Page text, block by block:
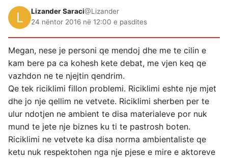
Lizander Saraci@Lizander
24 nëntor 2016 në 12:00 e pasdites
Megan, nese je personi qe mendoj dhe me te cilin e
kam bere pa ca kohesh kete debat, me vjen keq qe
vazhdon ne te njejtin qendrim.
Qe tek riciklimi fillon problemi. Riciklimi eshte nje mjet
dhe jo nje qellim ne vetvete. Riciklimi sherben per te
ulur ndotjen ne ambient te disa materialeve por nuk
mund te jete nje biznes ku ti te pastrosh boten.
Riciklimi ne vetvete ka disa norma ambientaliste qe
ketu nuk respektohen nga nje pjese e mire e aktoreve